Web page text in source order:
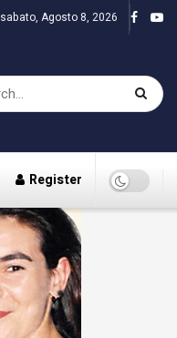
sabato, Agosto 8, 2026
Register